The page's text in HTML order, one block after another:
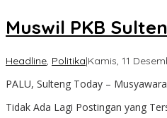
Muswil PKB
Headline, Politika|Kamis, 11
PALU, Sulteng Today –
Tidak Ada Lagi Postingan yang